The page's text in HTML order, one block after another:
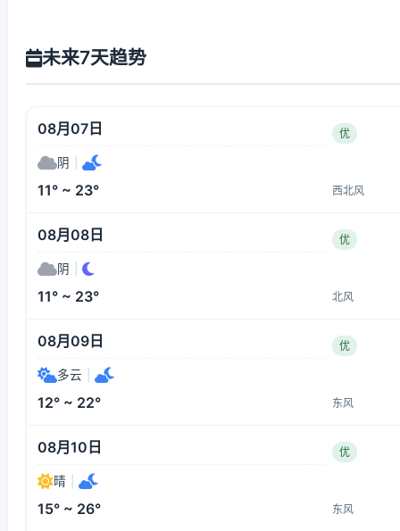
未来7天趋势
08月07日 优
阴
11° ~ 23° 西北风
08月08日 优
阴
11° ~ 23° 北风
08月09日 优
多云
12° ~ 22° 东风
08月10日 优
晴
15° ~ 26° 东风